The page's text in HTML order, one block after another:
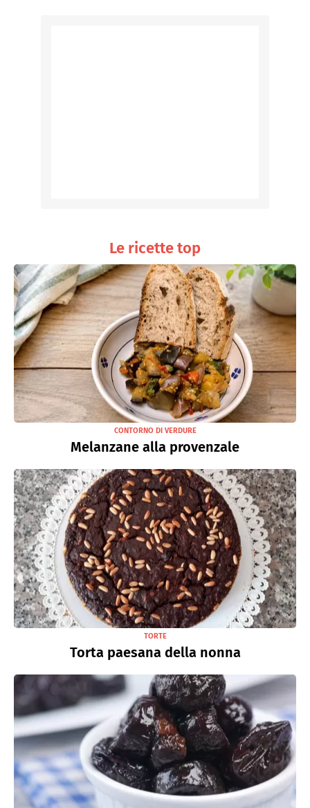
Le ricette top
CONTORNO DI VERDURE
Melanzane alla provenzale
TORTE
Torta paesana della nonna